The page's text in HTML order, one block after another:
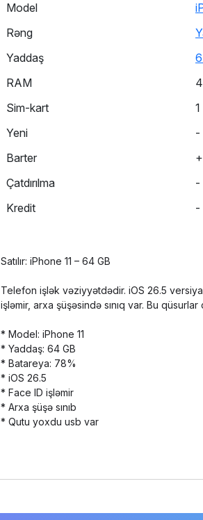
Model
Rəng
Yaddaş
RAM
Sim-kart
1
Yeni
-
Barter
+
Çatdırılma
-
Kredit
-
Satılır: iPhone 11 – 64 GB
Telefon işlək vəziyyətdədir. iOS 26.5
işləmir, arxa şüşəsində sınıq var. Bu qüsurlar
* Model: iPhone 11
* Yaddaş: 64 GB
* Batareya: 78%
* iOS 26.5
* Face ID işləmir
* Arxa şüşə sınıb
* Qutu yoxdu usb var